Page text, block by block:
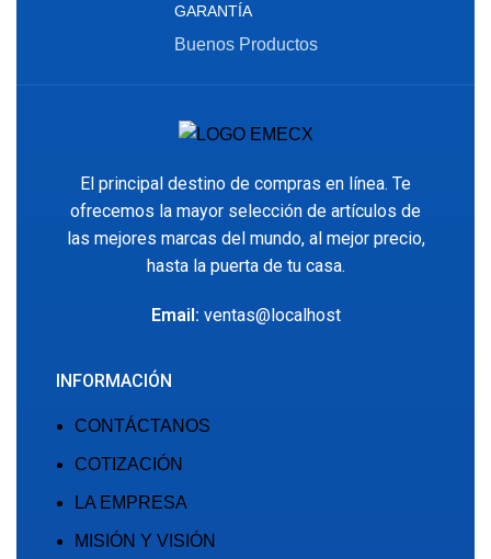
GARANTÍA
Buenos Productos
El principal destino de compras en línea. Te
ofrecemos la mayor selección de artículos de
las mejores marcas del mundo, al mejor precio,
hasta la puerta de tu casa.
Email: ventas@localhost
INFORMACIÓN
CONTÁCTANOS
COTIZACIÓN
LA EMPRESA
MISIÓN Y VISIÓN